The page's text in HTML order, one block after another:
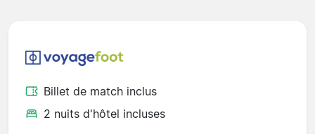
Billet de match inclus
2 nuits d'hôtel incluses